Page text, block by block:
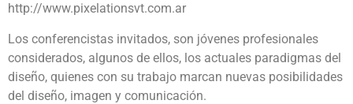
http://www.pixelationsvt.com.ar
Los conferencistas invitados, son jóvenes profesionales
considerados, algunos de ellos, los actuales paradigmas del
diseño, quienes con su trabajo marcan nuevas posibilidades
del diseño, imagen y comunicación.